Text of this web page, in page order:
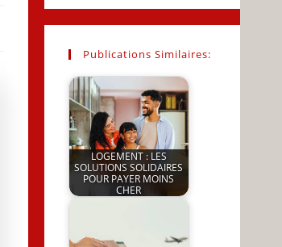
close
the
Publications Similaires:
LOGEMENT : LES
SOLUTIONS SOLIDAIRES
POUR PAYER MOINS
CHER
by